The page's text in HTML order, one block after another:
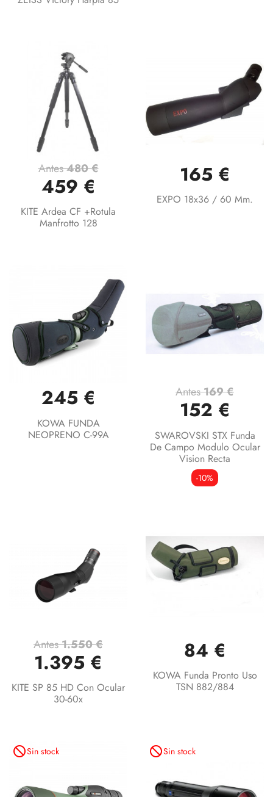
Antes480 €
459 €
KITE Ardea CF +Rotula
Manfrotto 128
165 €
EXPO 18x36 / 60 Mm.
245 €
KOWA FUNDA
NEOPRENO C-99A
Antes169 €
152 €
SWAROVSKI STX Funda
De Campo Modulo Ocular
Vision Recta
-10%
Antes1.550 €
1.395 €
KITE SP 85 HD Con Ocular
30-60x
84 €
KOWA Funda Pronto Uso
TSN 882/884
not_interestedSin stock not_interestedSin stock